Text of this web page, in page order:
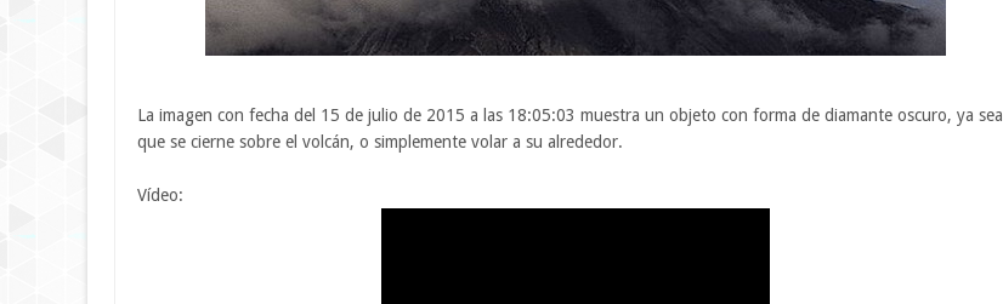
La imagen con fecha del 15 de julio de 2015 a las 18:05:03 muestra un objeto con forma de diamante oscuro, ya sea
que se cierne sobre el volcán, o simplemente volar a su alrededor.
Vídeo: